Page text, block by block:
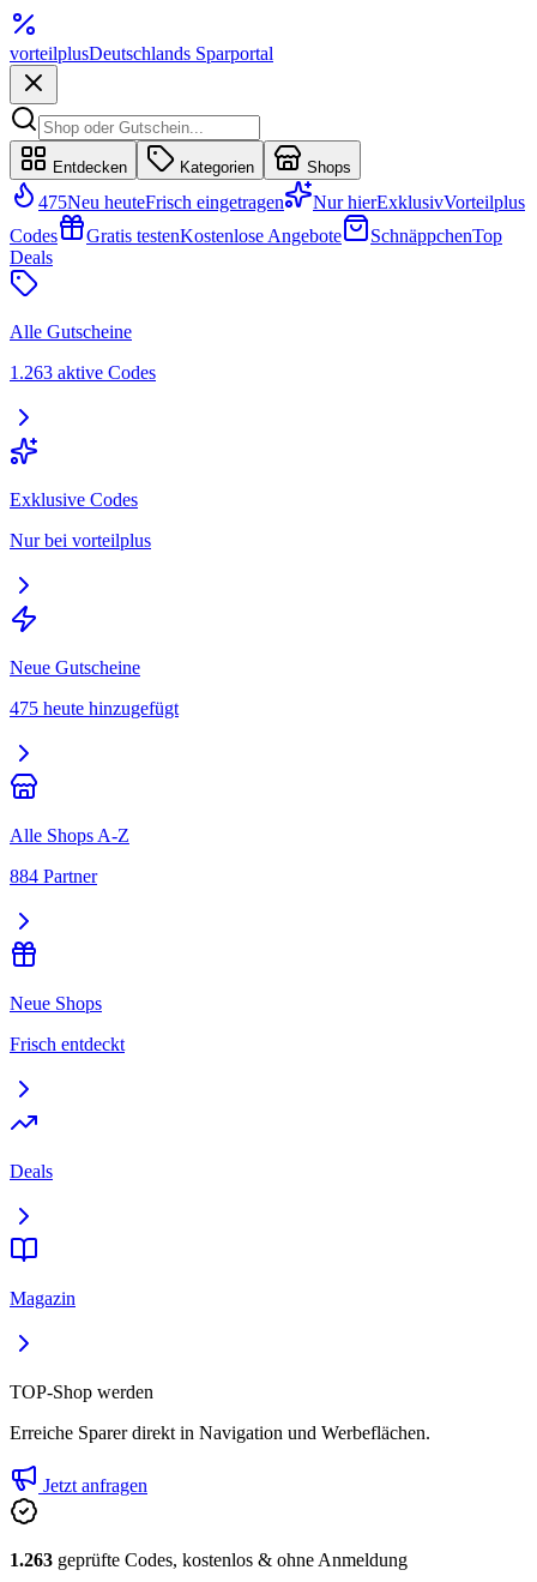
vorteilplusDeutschlands Sparportal
Entdecken Kategorien Shops
475Neu heuteFrisch eingetragen Nur hierExklusivVorteilplus
Codes
Gratis testenKostenlose Angebote SchnäppchenTop
Deals
Alle Gutscheine
1.263 aktive Codes
Exklusive Codes
Nur bei vorteilplus
Neue Gutscheine
475 heute hinzugefügt
Alle Shops A-Z
884 Partner
Neue Shops
Frisch entdeckt
Deals
Magazin
TOP-Shop werden
Erreiche Sparer direkt in Navigation und Werbeflächen.
Jetzt anfragen
1.263 geprüfte Codes, kostenlos & ohne Anmeldung